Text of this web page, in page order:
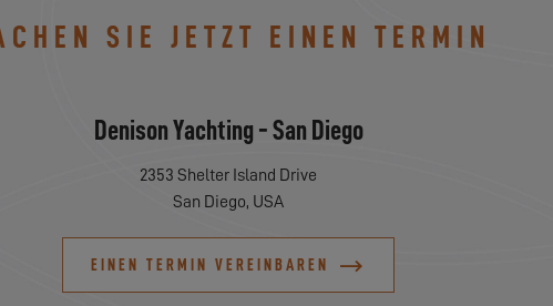
SIE JETZT EINEN TERMIN
Denison Yachting - San Diego
2353 Shelter Island Drive
San Diego, USA
EINEN TERMIN VEREINBAREN